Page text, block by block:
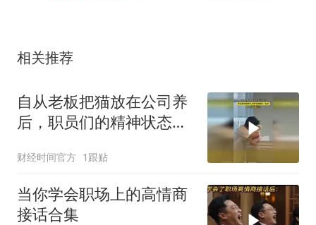
相关推荐
自从老板把猫放在公司养
后，职员们的精神状态都
财经时间官方 1跟贴
当你学会职场上的高情商
接话合集